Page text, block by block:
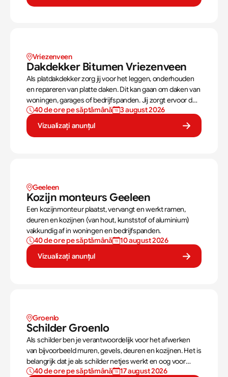
Vriezenveen
Dakdekker Bitumen Vriezenveen
Als platdakdekker zorg jij voor het leggen, onderhouden
en repareren van platte daken. Dit kan gaan om daken van
woningen, garages of bedrijfspanden. Jij zorgt ervoor dat
deze daken tegen alle weersomstandigheden kunnen,
zoals regen, sneeuw en wind.
40 de ore pe săptămână
3 august 2026
Vizualizați anunțul
Geeleen
Kozijn monteurs Geeleen
Een kozijnmonteur plaatst, vervangt en werkt ramen,
deuren en kozijnen (van hout, kunststof of aluminium)
vakkundig af in woningen en bedrijfspanden.
40 de ore pe săptămână
10 august 2026
Vizualizați anunțul
Groenlo
Schilder Groenlo
Als schilder ben je verantwoordelijk voor het afwerken
van bijvoorbeeld muren, gevels, deuren en kozijnen. Het is
belangrijk dat je als schilder netjes werkt en oog voor
precisie hebt. Het werk varieert per dag van het schuren
40 de ore pe săptămână
17 august 2026